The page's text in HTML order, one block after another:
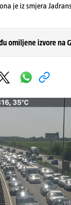
je iz smjera
omiljene izvore na